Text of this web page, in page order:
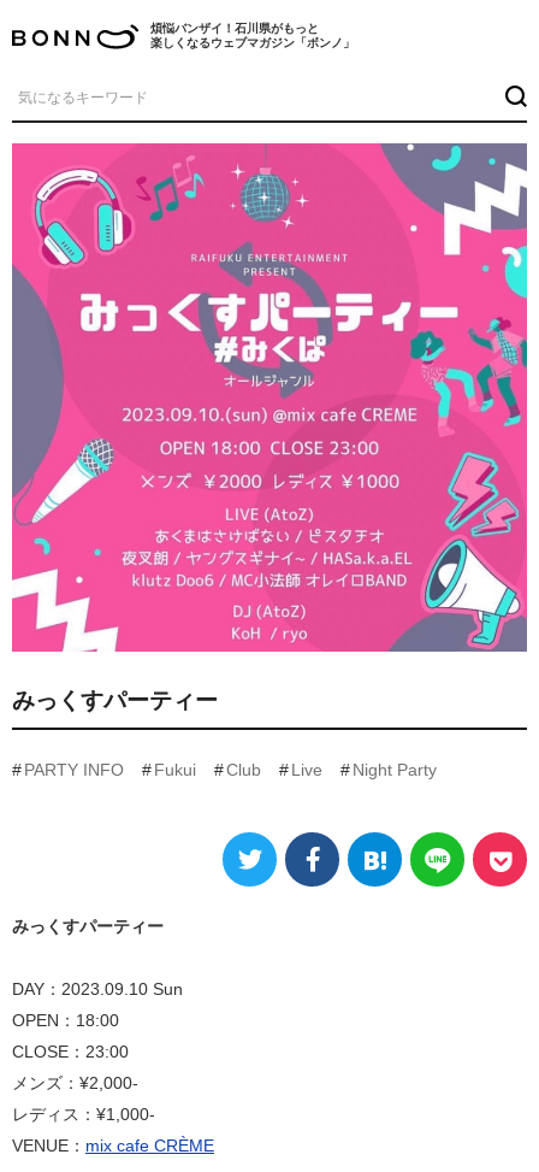
煩悩バンザイ！石川県がもっと
楽しくなるウェブマガジン「ボンノ」
みっくすパーティー
PARTY INFO Fukui Club Live Night Party
みっくすパーティー
DAY：2023.09.10 Sun
OPEN：18:00
CLOSE：23:00
メンズ：¥2,000-
レディス：¥1,000-
VENUE： mix cafe CRÈME